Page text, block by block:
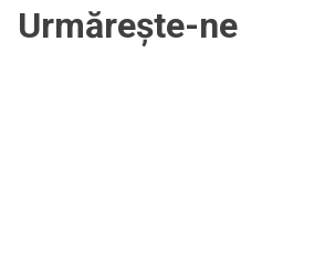
Urmărește-ne